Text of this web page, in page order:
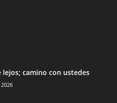
lejos; camino con ustedes